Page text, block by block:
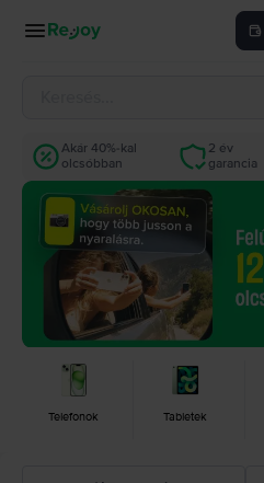
Akár 40%-kal
olcsóbban
2 év
garancia
Telefonok Tabletek